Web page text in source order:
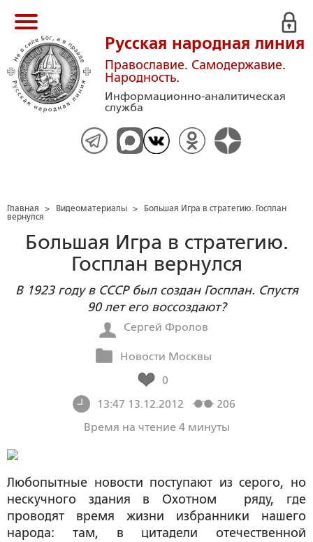
Русская народная линия
Православие. Самодержавие.
Народность.
Информационно-аналитическая
служба
Главная > Видеоматериалы >
Большая Игра в стратегию. Госплан
вернулся
Большая Игра в стратегию.
Госплан вернулся
В 1923 году в СССР был создан Госплан. Спустя
90 лет его воссоздают?
Сергей Фролов
Новости Москвы
0
13:47 13.12.2012
206
Время на чтение 4 минуты
Любопытные новости поступают из серого, но
нескучного здания в Охотном ряду, где
проводят время жизни избранники нашего
народа: там, в цитадели отечественной